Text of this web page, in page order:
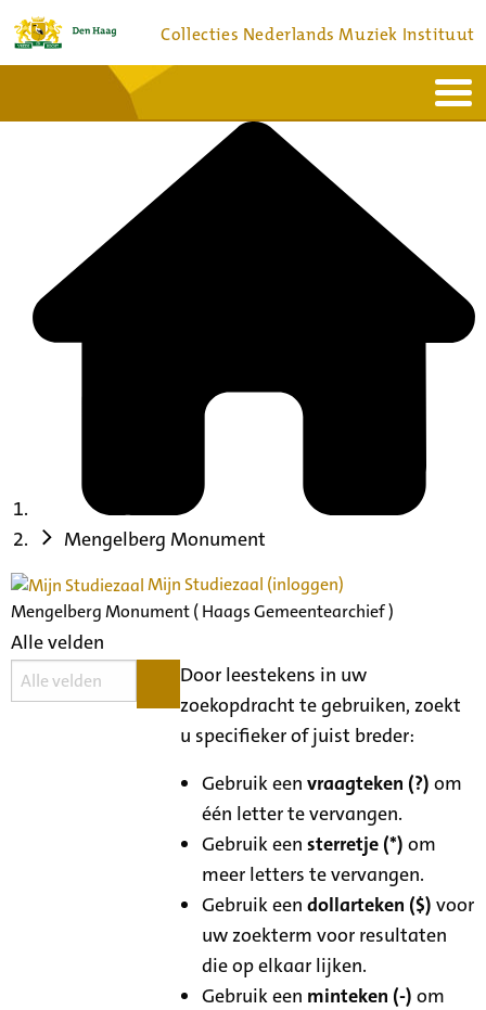
Collecties Nederlands Muziek Instituut
Bronnen en collecties
Mengelberg Monument
Mijn Studiezaal (inloggen)
Mengelberg Monument ( Haags Gemeentearchief )
Alle velden
Door leestekens in uw
zoekopdracht te gebruiken, zoekt
u specifieker of juist breder:
Gebruik eenvraagteken (?) om
één letter te vervangen.
Gebruik eensterretje (*) om
meer letters te vervangen.
Gebruik eendollarteken ($) voor
uw zoekterm voor resultaten
die op elkaar lijken.
Gebruik een minteken (-) om